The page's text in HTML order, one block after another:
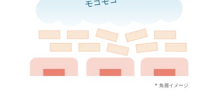
* 角層イメージ